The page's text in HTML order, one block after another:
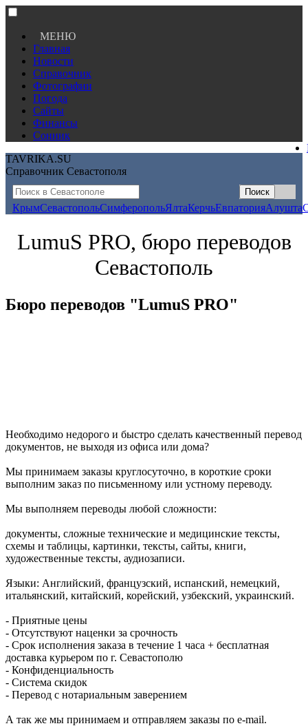
МЕНЮ
Главная
Новости
Справочник
Фотографии
Погода
Сайты
Финансы
Сонник
TAVRIKA.SU
Справочник Севастополя
КрымСевастопольСимферопольЯлтаКерчьЕвпаторияАлушта
LumuS PRO, бюро переводов
Севастополь
Бюро переводов "LumuS PRO"
Необходимо недорого и быстро сделать качественный перевод
документов, не выходя из офиса или дома?
Мы принимаем заказы круглосуточно, в короткие сроки
выполним заказ по письменному или устному переводу.
Мы выполняем переводы любой сложности:
документы, сложные технические и медицинские тексты,
схемы и таблицы, картинки, тексты, сайты, книги,
художественные тексты, аудиозаписи.
Языки: Английский, французский, испанский, немецкий,
итальянский, китайский, корейский, узбекский, украинский.
- Приятные цены
- Отсутствуют наценки за срочность
- Срок исполнения заказа в течение 1 часа + бесплатная
доставка курьером по г. Севастополю
- Конфиденциальность
- Система скидок
- Перевод с нотариальным заверением
А так же мы принимаем и отправляем заказы по e-mail.